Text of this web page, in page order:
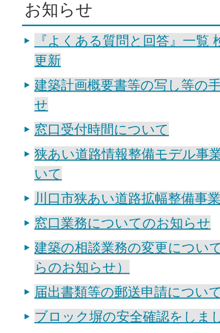
お知らせ
『よくある質問と回答』一
更新
建築計画概要書等の写し等の
せ
窓口受付時間について
狭あい道路情報整備モデル事
いて
川口市狭あい道路拡幅整備事
窓口業務についてのお知らせ
建築の相談業務の変更につい
らのお知らせ）
届出書類等の郵送申請につい
ブロック塀の安全確認をしま